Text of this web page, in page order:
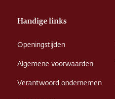
Handige links
Openingstijden
Algemene voorwaarden
Verantwoord ondernemen